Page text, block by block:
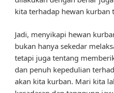
kita terhadap hewan kurban
Jadi, menyikapi hewan
bukan hanya sekedar
tetapi juga tentang
dan penuh kepedulian
akan kita kurban. Mari kita